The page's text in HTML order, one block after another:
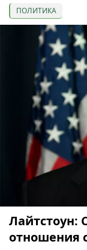
ПОЛИТИКА
Лайтстоун:
отношения